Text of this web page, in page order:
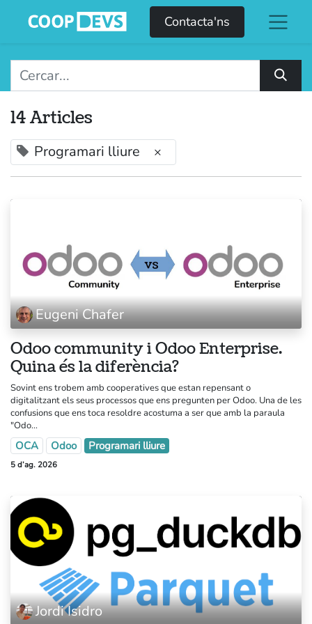
Contacta'ns
14 Articles
Programari lliure ×
Eugeni Chafer
Odoo community i Odoo Enterprise.
Quina és la diferència?
Sovint ens trobem amb cooperatives que estan repensant o
digitalitzant els seus processos que ens pregunten per Odoo. Una de les
confusions que ens toca resoldre acostuma a ser que amb la paraula
"Odo...
OCA Odoo Programari lliure
5 d’ag. 2026
Jordi Isidro